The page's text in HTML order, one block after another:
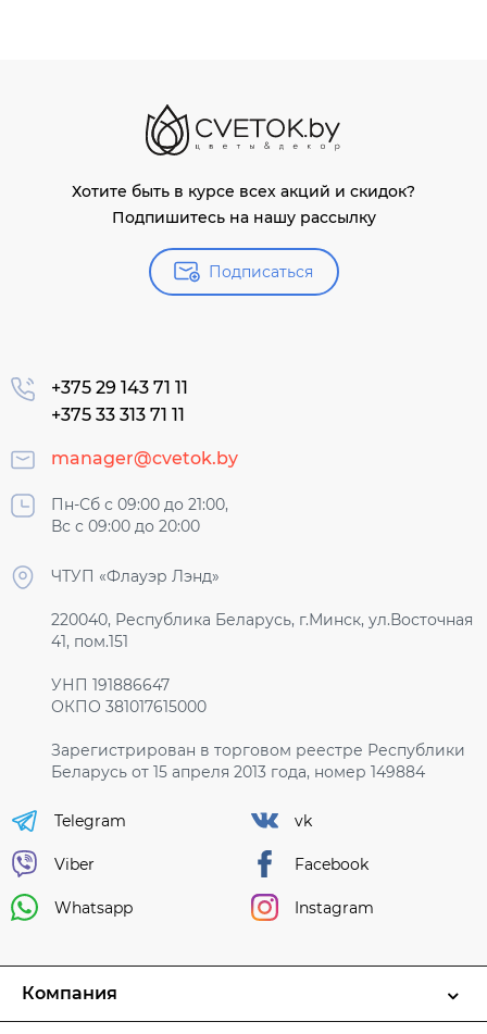
Хотите быть в курсе всех акций и скидок?
Подпишитесь на нашу рассылку
Подписаться
+375 29 143 71 11
+375 33 313 71 11
manager@cvetok.by
Пн-Сб с 09:00 до 21:00,
Вс с 09:00 до 20:00
ЧТУП «Флауэр Лэнд»
220040, Республика Беларусь, г.Минск, ул.Восточная
41, пом.151
УНП 191886647
ОКПО 381017615000
Зарегистрирован в торговом реестре Республики
Беларусь от 15 апреля 2013 года, номер 149884
Telegram
Viber
Whatsapp
vk
Facebook
Instagram
Компания